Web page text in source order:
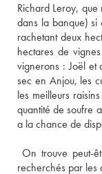
Richard Leroy,
dans la banque) si
rachetant deux
hectares de
vignerons : Joël et
sec en Anjou, les
les meilleurs
quantité de soufre
a la chance de
On trouve peut-
recherchés par les